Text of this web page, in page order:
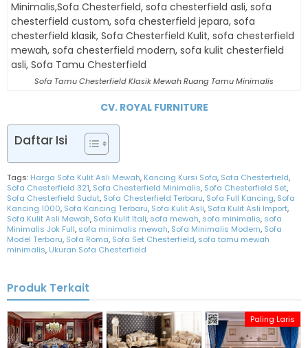
Sofa Tamu Chesterfield Klasik Mewah Ruang Tamu Minimalis
CV. ROYAL FURNITURE
Daftar Isi
Tags: Harga Sofa Kulit Asli Mewah, Kancing Kursi Sofa, Sofa Chesterfield,
Sofa Chesterfield 321, Sofa Chesterfield Minimalis, Sofa Chesterfield Set,
Sofa Chesterfield Sudut, Sofa Chesterfield Terbaru, Sofa Full Kancing, Sofa
Kancing 1000, Sofa Kancing Terbaru, Sofa Kulit Asli, Sofa Kulit Asli Import,
Sofa Kulit Asli Mewah, Sofa Kulit Itali, sofa mewah, sofa minimalis, sofa
Minimalis Jok Full, sofa minimalis mewah, Sofa Minimalis Modern, Sofa
Model Terbaru, Sofa Roma, Sofa Set Chesterfield, sofa tamu mewah
minimalis, Ukuran Sofa Chesterfield
Produk Terkait
Paling Laris